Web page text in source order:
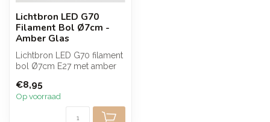
Lichtbron LED G70
Filament Bol Ø7cm -
Amber Glas
Lichtbron LED G70 filament
bol Ø7cm E27 met amber
va...
€8,95
Op voorraad